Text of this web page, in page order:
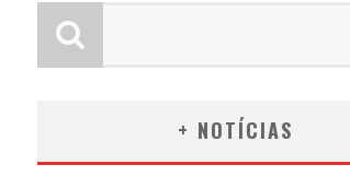
+ NOTÍCIAS